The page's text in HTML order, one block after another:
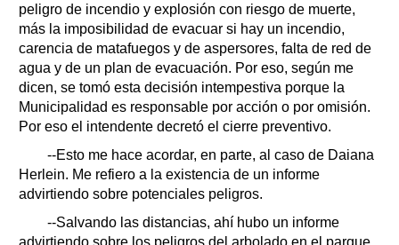
peligro de incendio y explosión con riesgo de muerte,
más la imposibilidad de evacuar si hay un incendio,
carencia de matafuegos y de aspersores, falta de red de
agua y de un plan de evacuación. Por eso, según me
dicen, se tomó esta decisión intempestiva porque la
Municipalidad es responsable por acción o por omisión.
Por eso el intendente decretó el cierre preventivo.
--Esto me hace acordar, en parte, al caso de Daiana
Herlein. Me refiero a la existencia de un informe
advirtiendo sobre potenciales peligros.
--Salvando las distancias, ahí hubo un informe
advirtiendo sobre los peligros del arbolado en el parque